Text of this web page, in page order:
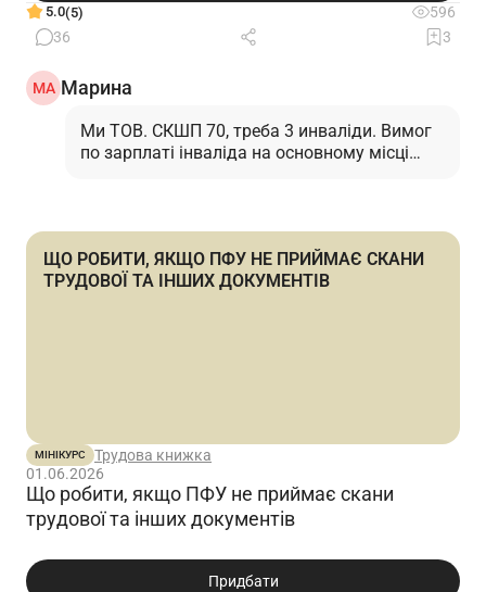
5.0(5)
596
36
3
МА Марина
Ми ТОВ. СКШП 70, треба 3 инваліди. Вимог
по зарплаті інваліда на основному місці
виконуватись квота по працевлаштуванню
інвалідів за 2й квартал при неповному
ЩО РОБИТИ, ЯКЩО ПФУ НЕ ПРИЙМАЄ СКАНИ
ТРУДОВОЇ ТА ІНШИХ ДОКУМЕНТІВ
МІНІКУРС
Трудова книжка
01.06.2026
Що робити, якщо ПФУ не приймає скани
трудової та інших документів
Придбати